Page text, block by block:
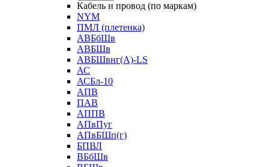
Кабель и провод (по маркам)
NYM
ПМЛ (плетенка)
АВБбШв
АВБШв
АВБШвнг(А)-LS
АС
АСБл-10
АПВ
ПАВ
АППВ
АПвПуг
АПвБШп(г)
БПВЛ
ВБбШв